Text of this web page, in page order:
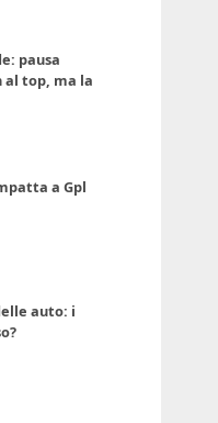
pausa
al top, ma la
a Gpl
auto: i